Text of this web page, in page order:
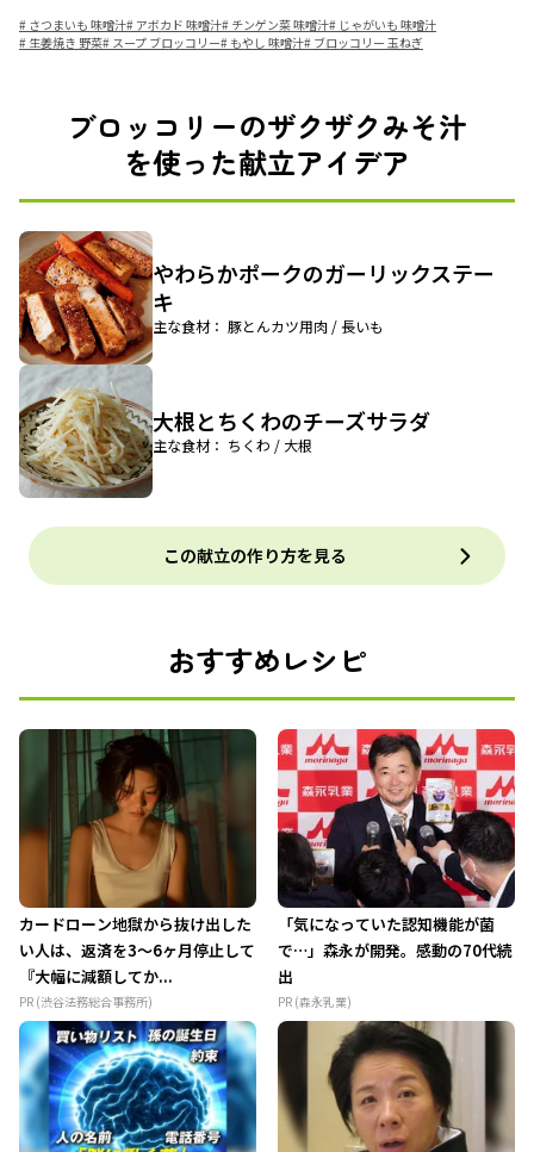
# さつまいも 味噌汁# アボカド 味噌汁# チンゲン菜 味噌汁# じゃがいも 味噌汁
# 生姜焼き 野菜# スープ ブロッコリー# もやし 味噌汁# ブロッコリー 玉ねぎ
ブロッコリーのザクザクみそ汁
を使った献立アイデア
やわらかポークのガーリックステー
キ
主な食材： 豚とんカツ用肉 / 長いも
大根とちくわのチーズサラダ
主な食材： ちくわ / 大根
この献立の作り方を見る
おすすめレシピ
カードローン地獄から抜け出した
い人は、返済を3～6ヶ月停止して
『大幅に減額してか...
PR (渋谷法務総合事務所)
「気になっていた認知機能が菌
で…」森永が開発。感動の70代続
出
PR (森永乳業)